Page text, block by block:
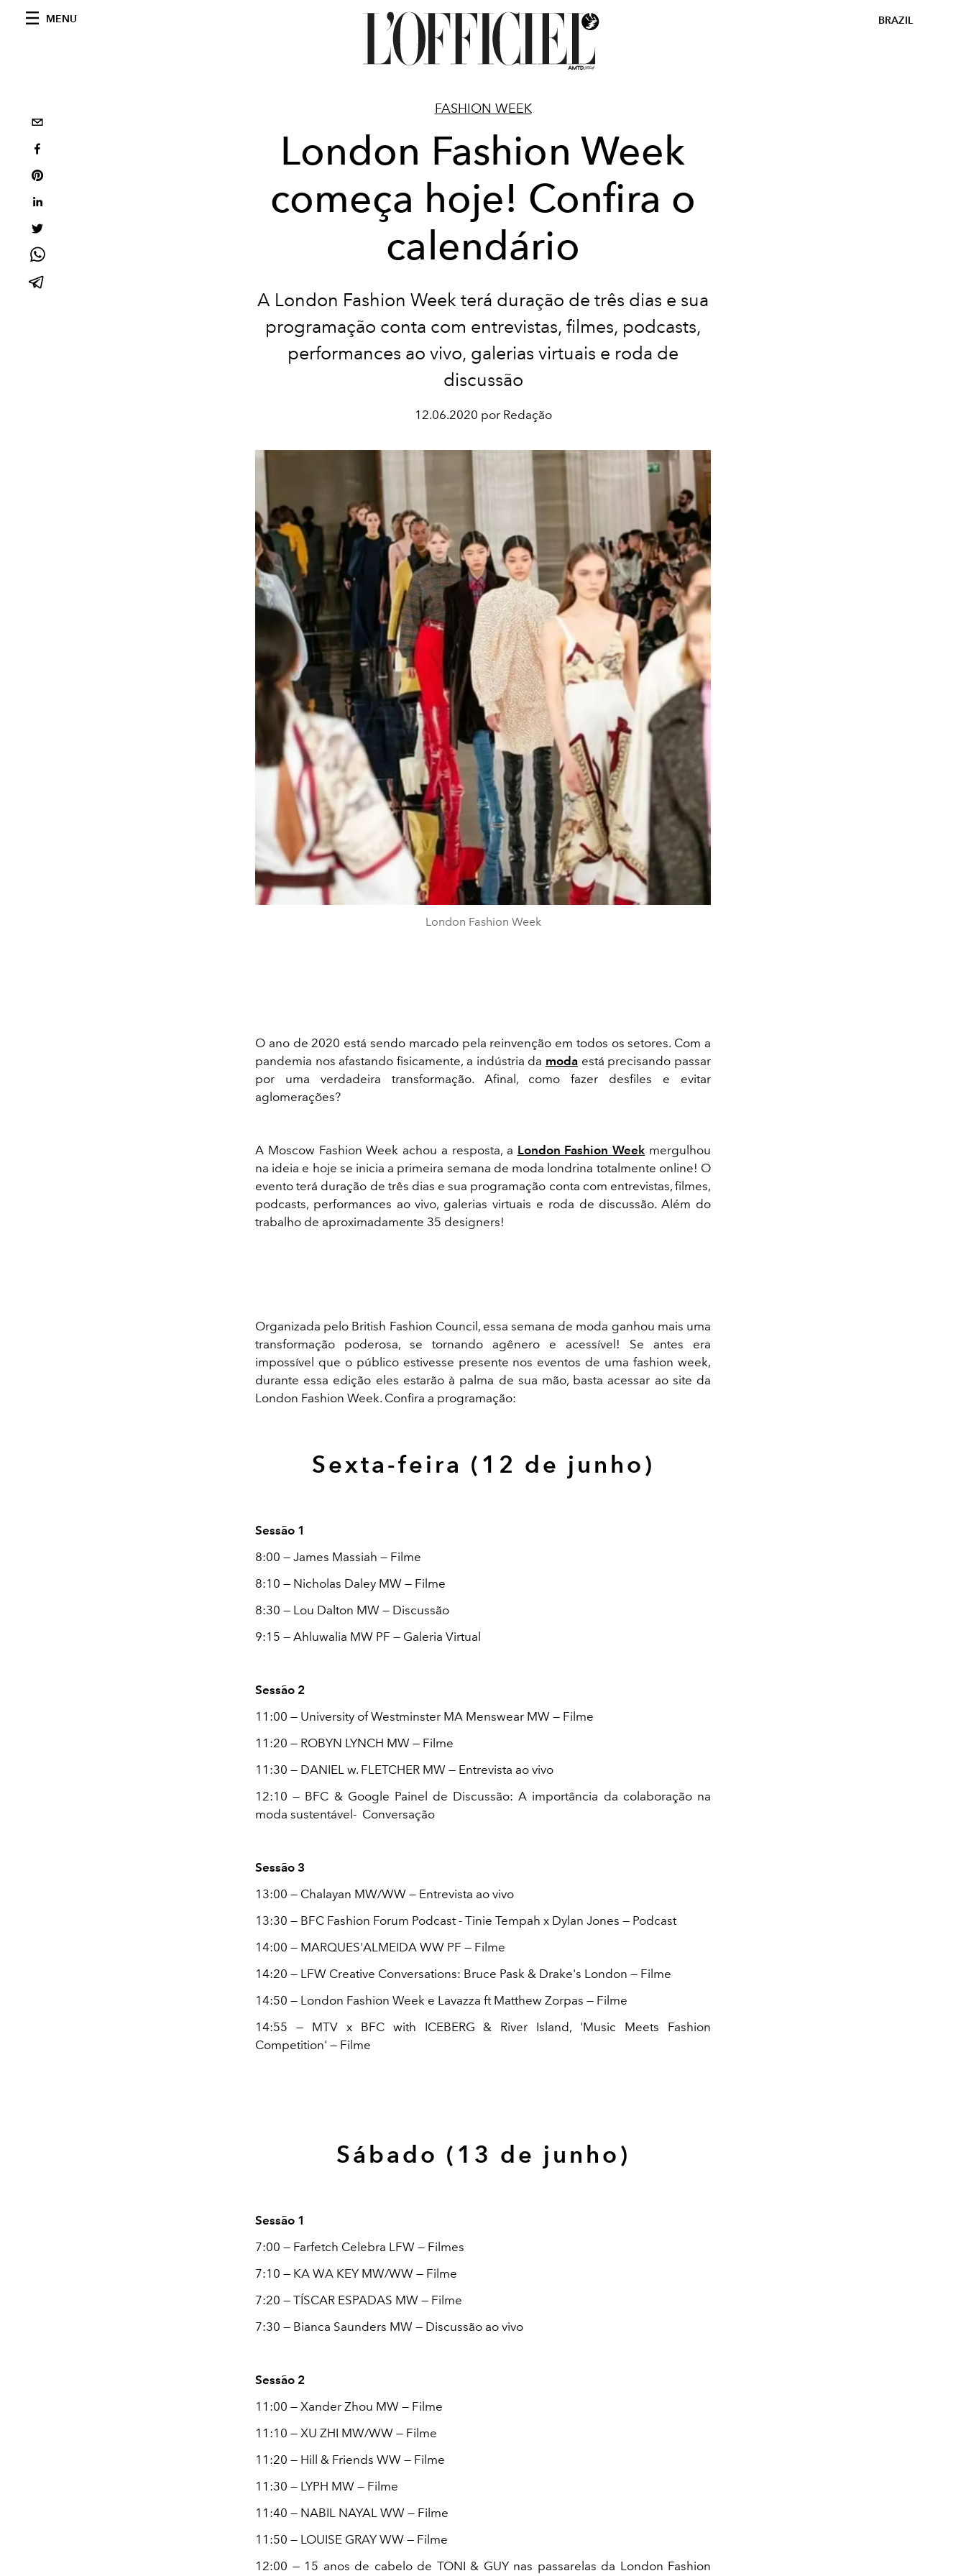
MENU BRAZIL
FASHION WEEK
London Fashion Week
começa hoje! Confira o
calendário
A London Fashion Week terá duração de três dias e sua
programação conta com entrevistas, filmes, podcasts,
performances ao vivo, galerias virtuais e roda de
discussão
12.06.2020 por Redação
London Fashion Week
O ano de 2020 está sendo marcado pela reinvenção em todos os setores. Com a
pandemia nos afastando fisicamente, a indústria da modaestá precisando passar
por uma verdadeira transformação. Afinal, como fazer desfiles e evitar
aglomerações?
A Moscow Fashion Week achou a resposta, a London Fashion Week mergulhou
na ideia e hoje se inicia a primeira semana de moda londrina totalmente online! O
evento terá duração de três dias e sua programação conta com entrevistas, filmes,
podcasts, performances ao vivo, galerias virtuais e roda de discussão. Além do
trabalho de aproximadamente 35 designers!
Organizada pelo British Fashion Council, essa semana de moda ganhou mais uma
transformação poderosa, se tornando agênero e acessível! Se antes era
impossível que o público estivesse presente nos eventos de uma fashion week,
durante essa edição eles estarão à palma de sua mão, basta acessar ao site da
London Fashion Week. Confira a programação:
Sexta-feira (12 de junho)
Sessão 1
8:00 — James Massiah — Filme
8:10 — Nicholas Daley MW — Filme
8:30 — Lou Dalton MW — Discussão
9:15 — Ahluwalia MW PF — Galeria Virtual
Sessão 2
11:00 — University of Westminster MA Menswear MW — Filme
11:20 — ROBYN LYNCH MW — Filme
11:30 — DANIEL w. FLETCHER MW — Entrevista ao vivo
12:10 — BFC & Google Painel de Discussão: A importância da colaboração na
moda sustentável- Conversação
Sessão 3
13:00 — Chalayan MW/WW — Entrevista ao vivo
13:30 — BFC Fashion Forum Podcast - Tinie Tempah x Dylan Jones — Podcast
14:00 — MARQUES'ALMEIDA WW PF — Filme
14:20 — LFW Creative Conversations: Bruce Pask & Drake's London — Filme
14:50 — London Fashion Week e Lavazza ft Matthew Zorpas — Filme
14:55 — MTV x BFC with ICEBERG & River Island, 'Music Meets Fashion
Competition' — Filme
Sábado (13 de junho)
Sessão 1
7:00 — Farfetch Celebra LFW — Filmes
7:10 — KA WA KEY MW/WW — Filme
7:20 — TÍSCAR ESPADAS MW — Filme
7:30 — Bianca Saunders MW — Discussão ao vivo
Sessão 2
11:00 — Xander Zhou MW — Filme
11:10 — XU ZHI MW/WW — Filme
11:20 — Hill & Friends WW — Filme
11:30 — LYPH MW — Filme
11:40 — NABIL NAYAL WW — Filme
11:50 — LOUISE GRAY WW — Filme
12:00 — 15 anos de cabelo de TONI & GUY nas passarelas da London Fashion